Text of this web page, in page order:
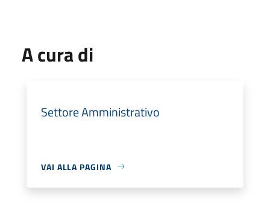
A cura di
Settore Amministrativo
VAI ALLA PAGINA